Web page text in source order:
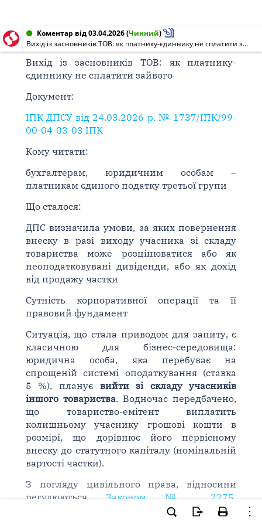
Коментар від 03.04.2026(Чинний)
Вихід із засновників ТОВ: як платнику-єдиннику не сплатити зайвого
Вихід із засновників ТОВ: як платнику-
єдиннику не сплатити зайвого
Документ:
ІПК ДПСУ від 24.03.2026 р. № 1737/ІПК/99-
00-04-03-03 ІПК
Кому читати:
бухгалтерам, юридичним особам –
платникам єдиного податку третьої групи
Що сталося:
ДПС визначила умови, за яких повернення
внеску в разі виходу учасника зі складу
товариства може розцінюватися або як
неоподатковувані дивіденди, або як дохід
від продажу частки
Сутність корпоративної операції та її
правовий фундамент
Ситуація, що стала приводом для запиту, є
класичною для бізнес-середовища:
юридична особа, яка перебуває на
спрощеній системі оподаткування (ставка
5 %), планує вийти зі складу учасників
іншого товариства. Водночас передбачено,
що товариство-емітент виплатить
колишньому учаснику грошові кошти в
розмірі, що дорівнює його первісному
внеску до статутного капіталу (номінальній
вартості частки).
З погляду цивільного права, відносини
регулюються Законом № 2275
Законодавство встановлює, що товариство